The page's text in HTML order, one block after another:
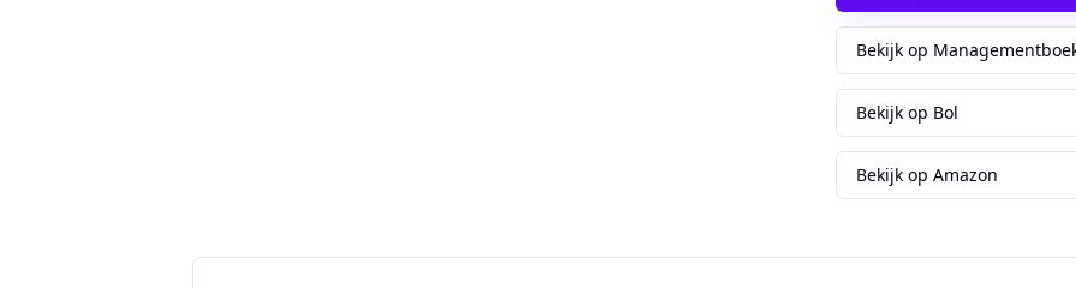
Bekijk op
Bekijk op Bol
Bekijk op Amazon